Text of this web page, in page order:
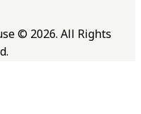
© 2026. All Rights